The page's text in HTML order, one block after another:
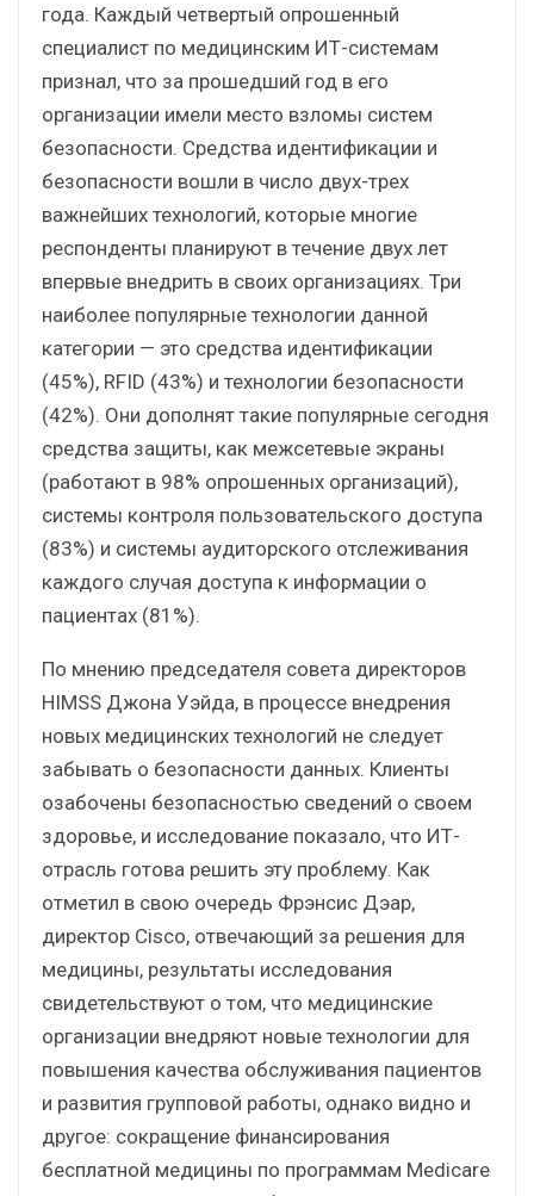
года. Каждый четвертый опрошенный
специалист по медицинским ИТ-системам
признал, что за прошедший год в его
организации имели место взломы систем
безопасности. Средства идентификации и
безопасности вошли в число двух-трех
важнейших технологий, которые многие
респонденты планируют в течение двух лет
впервые внедрить в своих организациях. Три
наиболее популярные технологии данной
категории — это средства идентификации
(45%), RFID (43%) и технологии безопасности
(42%). Они дополнят такие популярные сегодня
средства защиты, как межсетевые экраны
(работают в 98% опрошенных организаций),
системы контроля пользовательского доступа
(83%) и системы аудиторского отслеживания
каждого случая доступа к информации о
пациентах (81%).
По мнению председателя совета директоров
HIMSS Джона Уэйда, в процессе внедрения
новых медицинских технологий не следует
забывать о безопасности данных. Клиенты
озабочены безопасностью сведений о своем
здоровье, и исследование показало, что ИТ-
отрасль готова решить эту проблему. Как
отметил в свою очередь Фрэнсис Дэар,
директор Cisco, отвечающий за решения для
медицины, результаты исследования
свидетельствуют о том, что медицинские
организации внедряют новые технологии для
повышения качества обслуживания пациентов
и развития групповой работы, однако видно и
другое: сокращение финансирования
бесплатной медицины по программам Medicare